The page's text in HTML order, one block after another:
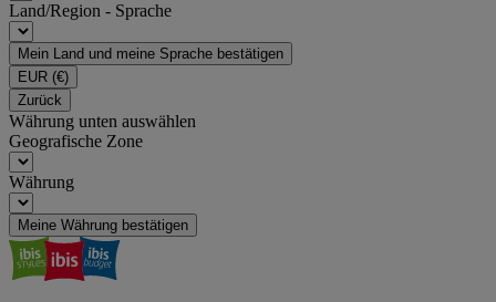
Land/Region - Sprache
Mein Land und meine Sprache bestätigen
EUR (€)
Zurück
Währung unten auswählen
Geografische Zone
Währung
Meine Währung bestätigen